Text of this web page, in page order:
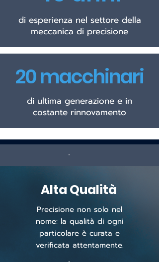
di esperienza nel settore della
meccanica di precisione
20 macchinari
di ultima generazione e in
costante rinnovamento
Alta Qualità
Precisione non solo nel
nome: la qualità di ogni
particolare è curata e
verificata attentamente.